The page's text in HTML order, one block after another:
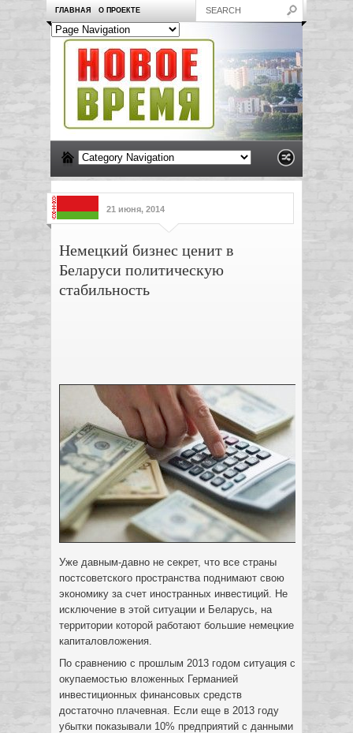
ГЛАВНАЯ О ПРОЕКТЕ
21 июня, 2014
Немецкий бизнес ценит в
Беларуси политическую
стабильность
Уже давным-давно не секрет, что все страны
постсоветского пространства поднимают свою
экономику за счет иностранных инвестиций. Не
исключение в этой ситуации и Беларусь, на
территории которой работают большие немецкие
капиталовложения.
По сравнению с прошлым 2013 годом ситуация с
окупаемостью вложенных Германией
инвестиционных финансовых средств
достаточно плачевная. Если еще в 2013 году
убытки показывали 10% предприятий с данными